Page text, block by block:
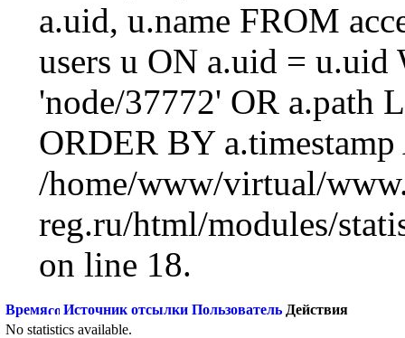
a.uid, u.name FROM
users u ON a.uid = u.uid
'node/37772' OR a.path
ORDER BY
/home/www/virtual/
reg.ru/html/modules/
on line 18.
Время Источник отсылки Пользователь Действия
No statistics available.